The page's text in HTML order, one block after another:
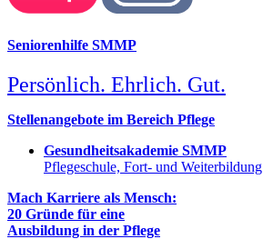
Seniorenhilfe SMMP
Persönlich. Ehrlich. Gut.
Stellenangebote im Bereich Pflege
Gesundheitsakademie SMMP
Pflegeschule, Fort- und Weiterbildung
Mach Karriere als Mensch:
20 Gründe für eine
Ausbildung in der Pflege